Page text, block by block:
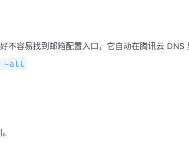
容易找到邮箱配置入口，它自动在腾讯云 DNS
~all